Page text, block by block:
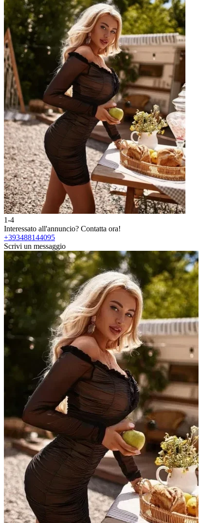
1-4
Interessato all'annuncio? Contatta ora!
+393488144095
Scrivi un messaggio